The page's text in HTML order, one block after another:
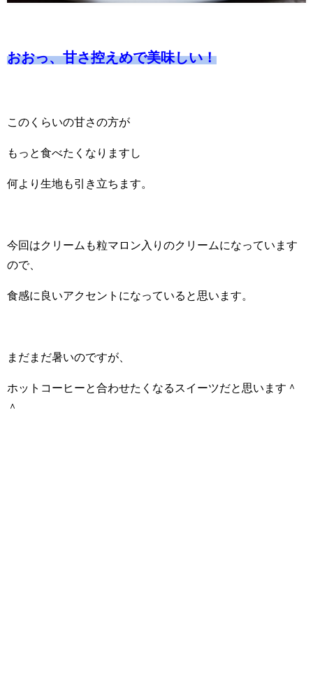
おおっ、甘さ控えめで美味しい！
このくらいの甘さの方が
もっと食べたくなりますし
何より生地も引き立ちます。
今回はクリームも粒マロン入りのクリームになっています
ので、
食感に良いアクセントになっていると思います。
まだまだ暑いのですが、
ホットコーヒーと合わせたくなるスイーツだと思います＾
＾